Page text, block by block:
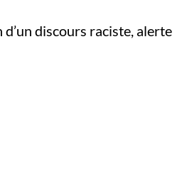
discours raciste, alerte